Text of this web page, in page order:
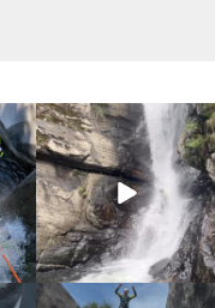
discover_purelements
Set 9
31 0
discover_purelements